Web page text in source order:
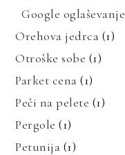
Google oglaševanje
Orehova jedrca (1)
Otroške sobe (1)
Parket cena (1)
Peči na pelete (1)
Pergole (1)
Petunija (1)